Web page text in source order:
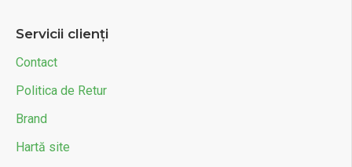
Servicii clienți
Contact
Politica de Retur
Brand
Hartă site